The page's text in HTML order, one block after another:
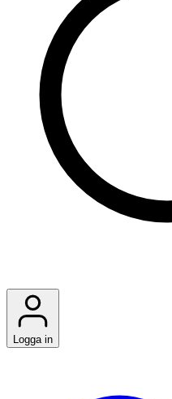
Logga in